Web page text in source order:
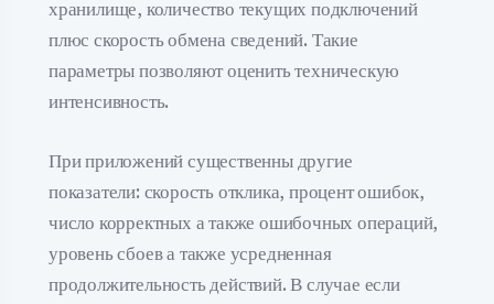
хранилище, количество текущих подключений
плюс скорость обмена сведений. Такие
параметры позволяют оценить техническую
интенсивность.
При приложений существенны другие
показатели: скорость отклика, процент ошибок,
число корректных а также ошибочных операций,
уровень сбоев а также усредненная
продолжительность действий. В случае если